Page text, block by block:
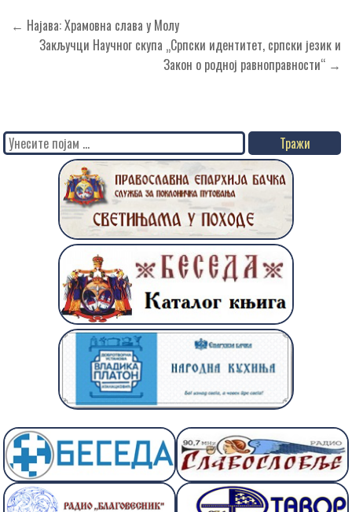
Кретање
чланка
← Најава: Храмовна слава у Молу
Закључци Научног скупа „Српски идентитет, српски језик и
Закон о родној равноправности“ →
Search
for: